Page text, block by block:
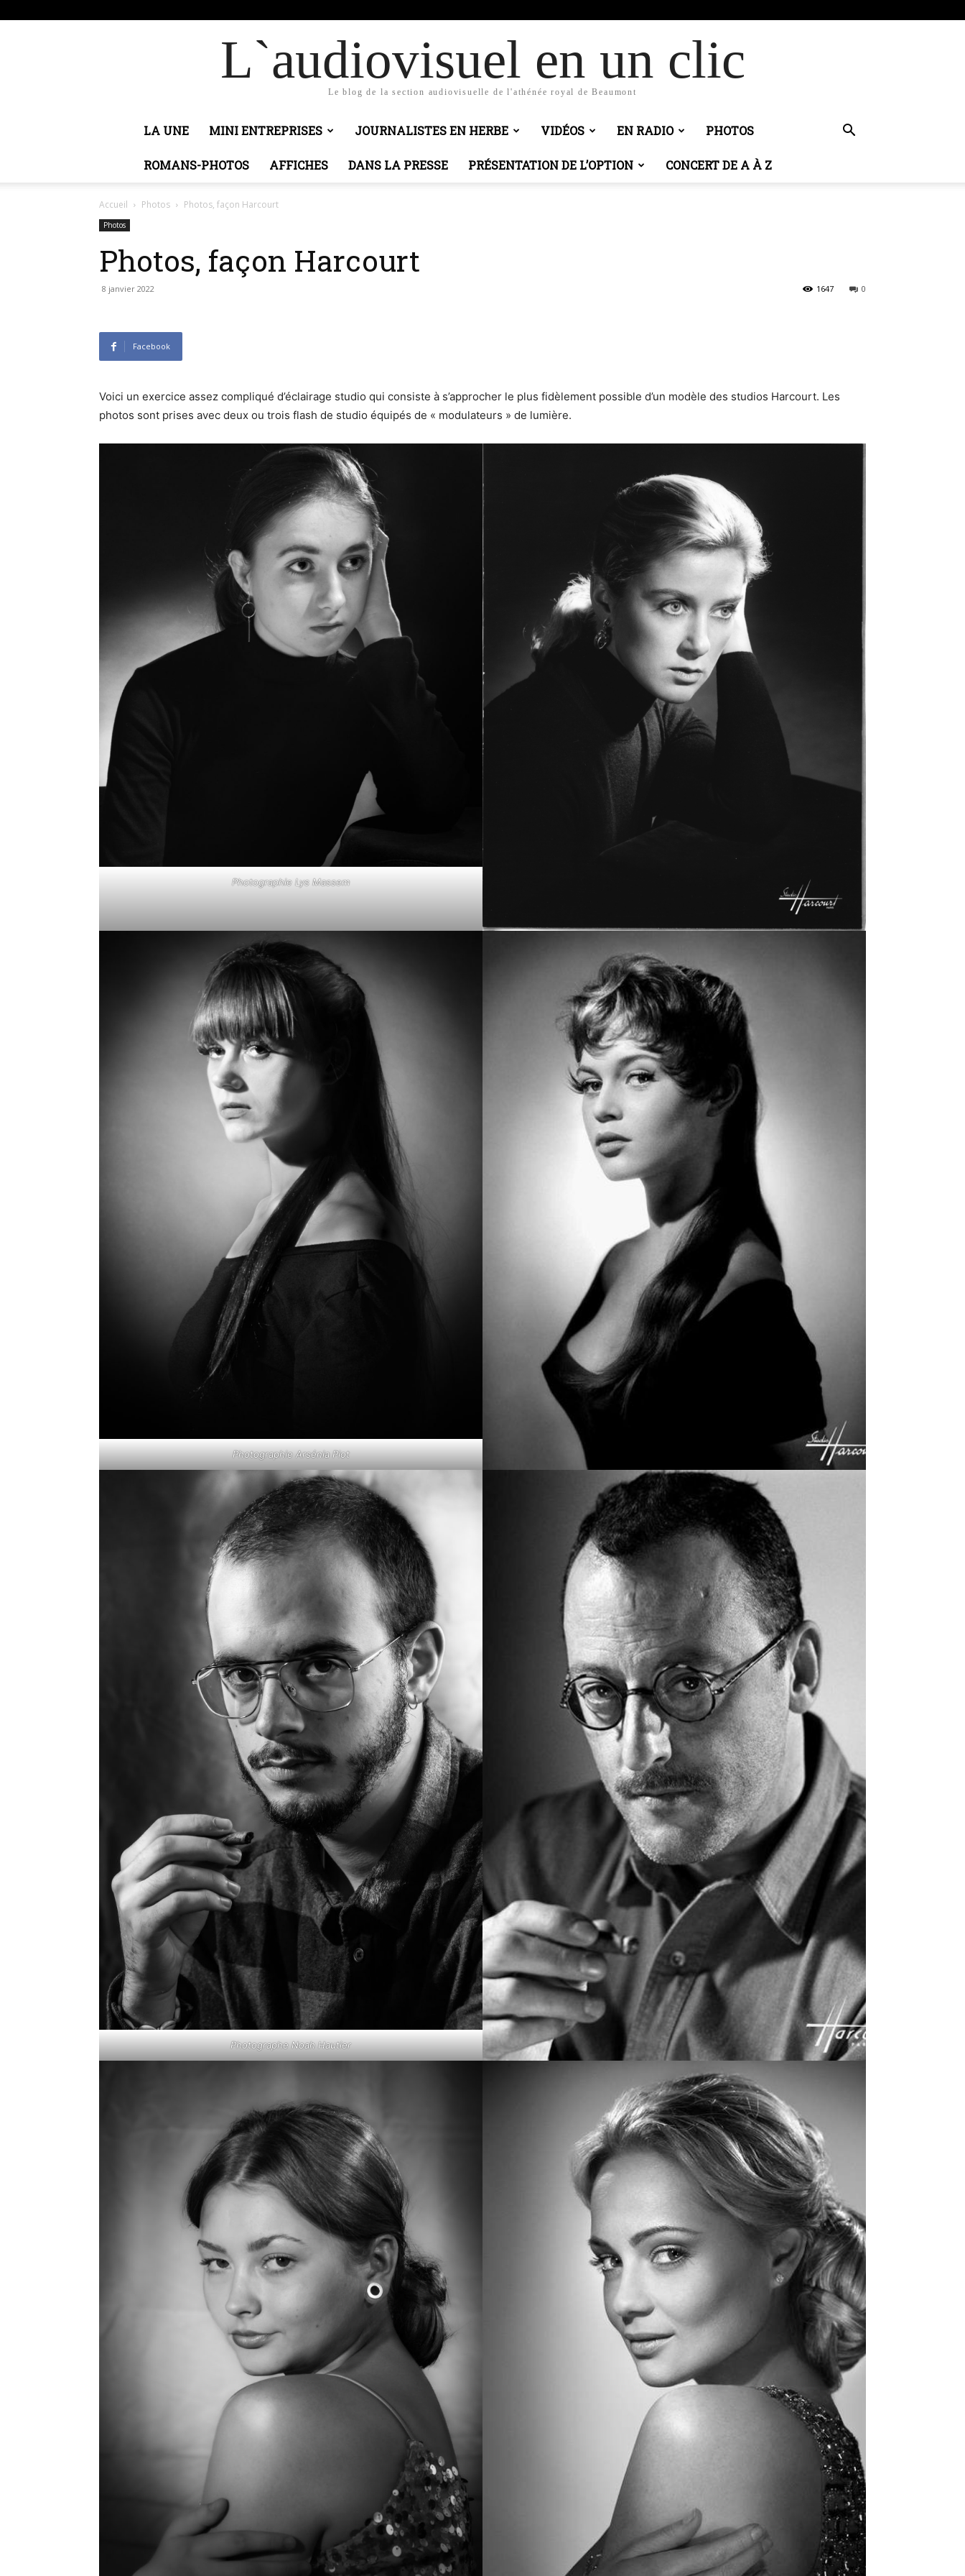
L`audiovisuel en un clic
Le blog de la section audiovisuelle de l'athénée royal de Beaumont
LA UNE MINI ENTREPRISES JOURNALISTES EN HERBE VIDÉOS EN RADIO PHOTOS
ROMANS-PHOTOS AFFICHES DANS LA PRESSE PRÉSENTATION DE L’OPTION CONCERT DE A À Z
Accueil Photos Photos, façon Harcourt
Photos
Photos, façon Harcourt
8 janvier 2022 0
1647
Facebook
Voici un exercice assez compliqué d’éclairage studio qui consiste à s’approcher le plus fidèlement possible d’un modèle des studios Harcourt. Les
photos sont prises avec deux ou trois flash de studio équipés de « modulateurs » de lumière.
Photographie Lys Massem
Photographie Arsénia Piot
Photographe Noah Hautier